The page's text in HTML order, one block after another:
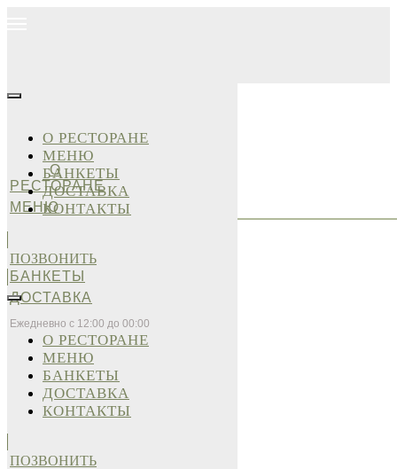
О
РЕСТОРАНЕ
МЕНЮ
БАНКЕТЫ
ДОСТАВКА
Ежедневно с 12:00 до 00:00
О РЕСТОРАНЕ
МЕНЮ
БАНКЕТЫ
ДОСТАВКА
КОНТАКТЫ
ПОЗВОНИТЬ
О РЕСТОРАНЕ
МЕНЮ
БАНКЕТЫ
ДОСТАВКА
КОНТАКТЫ
ПОЗВОНИТЬ